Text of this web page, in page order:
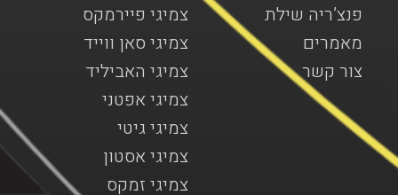
צמיגי פיירמקס
צמיגי סאן ווייד
צמיגי האביליד
צמיגי אפטני
צמיגי גיטי
צמיגי אסטון
צמיגי זמקס
פנצ’ריה שילת
מאמרים
צור קשר